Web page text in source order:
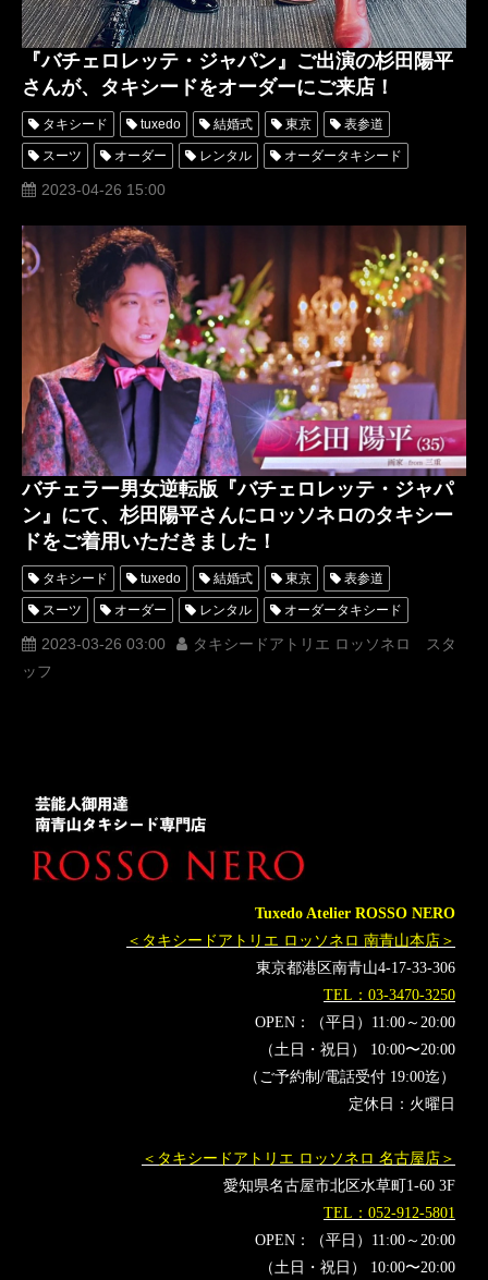
『バチェロレッテ・ジャパン』ご出演の杉田陽平
さんが、タキシードをオーダーにご来店！
タキシード tuxedo 結婚式 東京 表参道
スーツ オーダー レンタル オーダータキシード
レンタルタキシード
新郎衣装 レンタルタキシード東京
レンタルタキシード名古屋 横浜 ROSSONERO
タキシードオーダー東京 タキシードレンタル東京
タキシード靴 青山 バチェロレッテ
バチェロレッテジャパン MUNETAKAYOKOYAMAcouture
オーダータキシード横浜 レンタルタキシード横浜
男女逆転版 バチェラー 杉田陽平 現代アート
杉ちゃん 画家
2023-04-26 15:00
バチェラー男女逆転版『バチェロレッテ・ジャパ
ン』にて、杉田陽平さんにロッソネロのタキシー
ドをご着用いただきました！
タキシード tuxedo 結婚式 東京 表参道
スーツ オーダー レンタル オーダータキシード
レンタルタキシード ロッソネロ 人気 購入 名古屋
オーダータキシード東京
タキシード靴
オーダータキシード横浜
男女逆転版 バチェラー バチェラージャパン
2023-03-26 03:00
タキシードアトリエ ロッソネロ スタ
ッフ
Tuxedo Atelier ROSSO NERO
＜タキシードアトリエ ロッソネロ 南青山本店＞
東京都港区南青山4-17-33-306
TEL：03-3470-3250
OPEN：（平日）11:00～20:00
（土日・祝日） 10:00〜20:00
（ご予約制/電話受付 19:00迄）
定休日：火曜日
＜タキシードアトリエ ロッソネロ 名古屋店＞
愛知県名古屋市北区水草町1-60 3F
TEL：052-912-5801
OPEN：（平日）11:00～20:00
（土日・祝日） 10:00〜20:00